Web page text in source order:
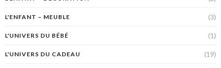
L'ENFANT – MEUBLE (3)
L'UNIVERS DU BÉBÉ (1)
L'UNIVERS DU CADEAU (19)